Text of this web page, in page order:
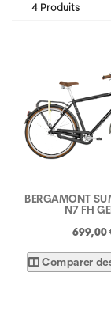
4 Produits
BERGAMONT
N7 FH
699,00
Comparer